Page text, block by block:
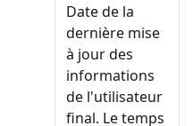
Date de la
dernière mise
à jour des
informations
de l'utilisateur
final. Le temps